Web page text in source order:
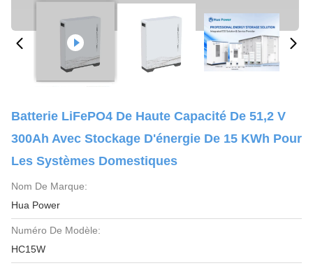
Batterie LiFePO4 De Haute Capacité De 51,2 V
300Ah Avec Stockage D'énergie De 15 KWh Pour
Les Systèmes Domestiques
Nom De Marque:
Hua Power
Numéro De Modèle:
HC15W